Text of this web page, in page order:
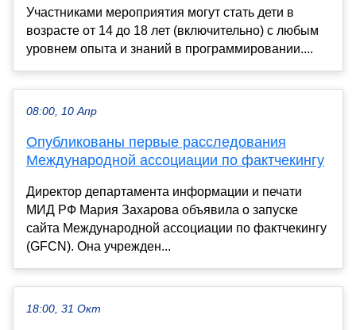
Участниками мероприятия могут стать дети в
возрасте от 14 до 18 лет (включительно) с любым
уровнем опыта и знаний в программировании....
08:00, 10 Апр
Опубликованы первые расследования
Международной ассоциации по фактчекингу
Директор департамента информации и печати
МИД РФ Мария Захарова объявила о запуске
сайта Международной ассоциации по фактчекингу
(GFCN). Она учрежден...
18:00, 31 Окт